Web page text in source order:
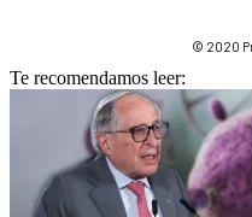
© 2020
Te recomendamos leer: